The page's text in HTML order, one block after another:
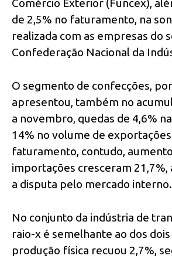
Comércio Exterior (Funcex),
de 2,5% no faturamento, na
realizada com as empresas do
Confederação Nacional da
O segmento de confecções,
apresentou, também no
a novembro, quedas de 4,6%
14% no volume de
faturamento, contudo,
importações cresceram 21,7%,
a disputa pelo mercado interno.
No conjunto da indústria de
raio-x é semelhante ao dos
produção física recuou 2,7%,